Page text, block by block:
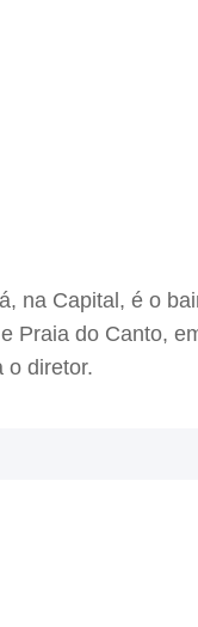
na Capital, é o
Praia do Canto,
o diretor.